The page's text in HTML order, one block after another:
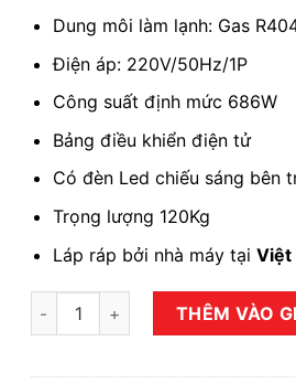
Dung môi làm lạnh: Gas
Điện áp: 220V/50Hz/1P
Công suất định mức 686W
Bảng điều khiển điện tử
Có đèn Led chiếu sáng bên
Trọng lượng 120Kg
Láp ráp bởi nhà máy tạiViệt
Tủ bàn đông mát quạt gió 2 cánh
THÊM VÀO